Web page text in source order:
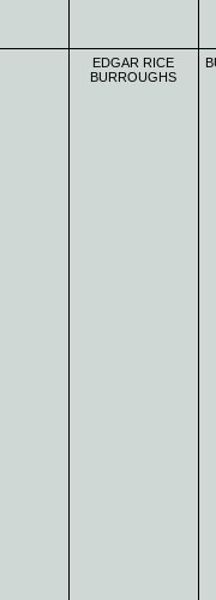
EDGAR RICE
BURROUGHS